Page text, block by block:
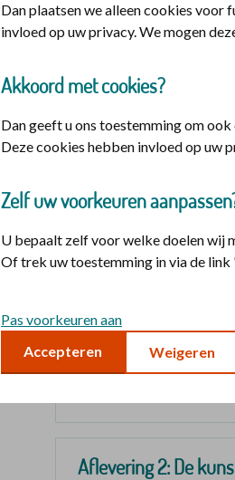
het ouder worden. Hoe je
kunt gaan over moeilijke
Aflevering 1: de
Diederik van Dijk (NPV-
(De christelijke
ouder worden een ziekte
worden juist moeten
komt kijken.
Aflevering 2: De
Dan plaatsen we alleen cookies
invloed op uw privacy. We mogen
Akkoord met cookies?
Dan geeft u ons toestemming om
Deze cookies hebben invloed op uw
Zelf uw voorkeuren
U bepaalt zelf voor welke doelen wij
Of trek uw toestemming in via de
Pas voorkeuren aan
Accepteren
Weigeren